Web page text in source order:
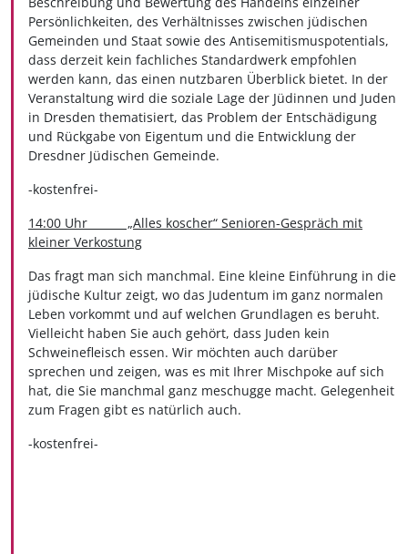
Persönlichkeiten, des Verhältnisses zwischen jüdischen
Gemeinden und Staat sowie des Antisemitismuspotentials,
dass derzeit kein fachliches Standardwerk empfohlen
werden kann, das einen nutzbaren Überblick bietet. In der
Veranstaltung wird die soziale Lage der Jüdinnen und Juden
in Dresden thematisiert, das Problem der Entschädigung
und Rückgabe von Eigentum und die Entwicklung der
Dresdner Jüdischen Gemeinde.
-kostenfrei-
14:00 Uhr „Alles koscher“ Senioren-Gespräch mit
kleiner Verkostung
Das fragt man sich manchmal. Eine kleine Einführung in die
jüdische Kultur zeigt, wo das Judentum im ganz normalen
Leben vorkommt und auf welchen Grundlagen es beruht.
Vielleicht haben Sie auch gehört, dass Juden kein
Schweinefleisch essen. Wir möchten auch darüber
sprechen und zeigen, was es mit Ihrer Mischpoke auf sich
hat, die Sie manchmal ganz meschugge macht. Gelegenheit
zum Fragen gibt es natürlich auch.
-kostenfrei-